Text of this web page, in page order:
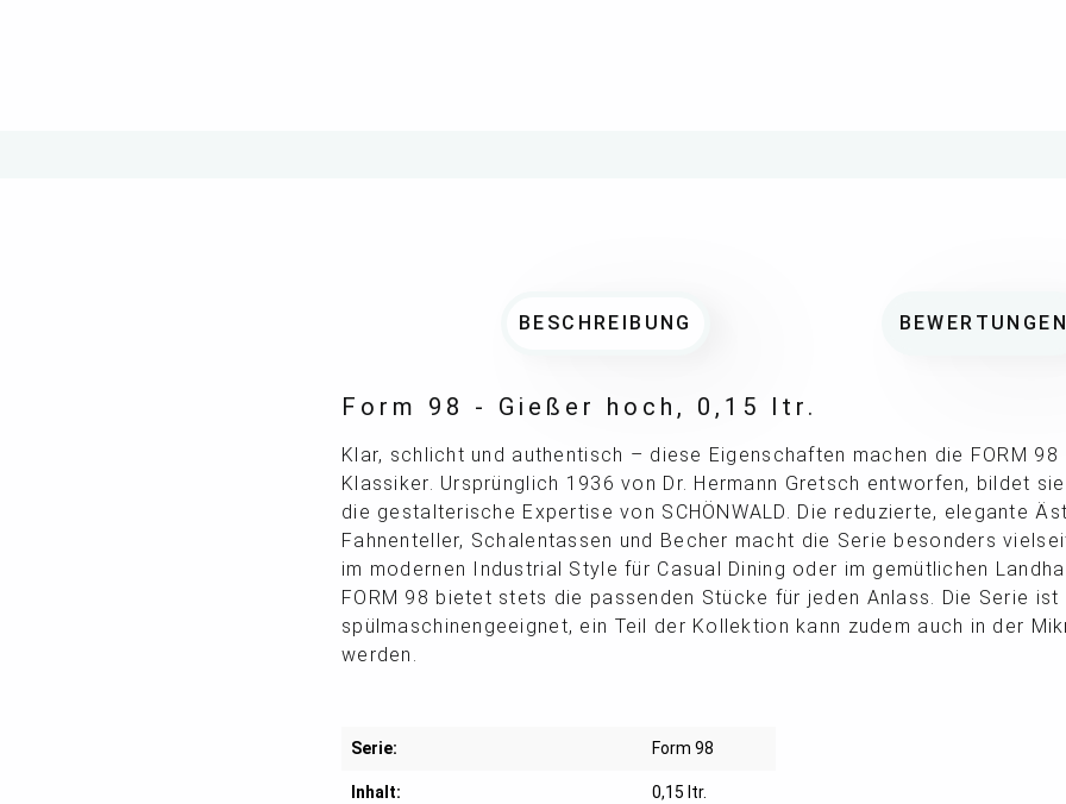
BESCHREIBUNG
Form 98 - Gießer hoch, 0,15 ltr.
Klar, schlicht und authentisch – diese Eigenschaften machen die FORM
Klassiker. Ursprünglich 1936 von Dr. Hermann Gretsch entworfen, bildet
die gestalterische Expertise von SCHÖNWALD. Die reduzierte, elegante
Fahnenteller, Schalentassen und Becher macht die Serie besonders
im modernen Industrial Style für Casual Dining oder im gemütlichen
FORM 98 bietet stets die passenden Stücke für jeden Anlass. Die Serie ist
spülmaschinengeeignet, ein Teil der Kollektion kann zudem auch in der
werden.
Serie: Form 98
Inhalt: 0,15 ltr.